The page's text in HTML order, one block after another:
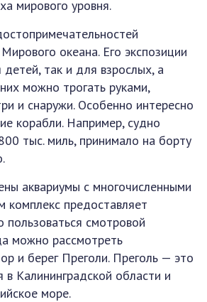
мирового уровня.
океана. Его экспозиции
так и для взрослых, а
можно трогать руками,
и снаружи. Особенно интересно
корабли. Например, судно
тыс. миль, принимало на борту
аквариумы с многочисленными
комплекс предоставляет
пользоваться смотровой
можно рассмотреть
и берег Преголи. Преголь — это
Калининградской области и
море.